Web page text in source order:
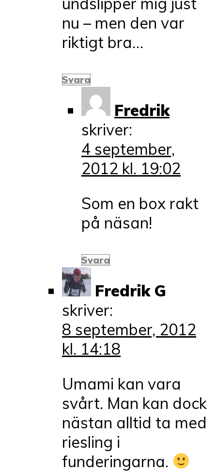
nu – men den var
riktigt bra…
Svara
Fredrik
skriver:
4 september,
2012 kl. 19:02
Som en box rakt
på näsan!
Svara
Fredrik G
skriver:
8 september, 2012
kl. 14:18
Umami kan vara
svårt. Man kan dock
nästan alltid ta med
riesling i
funderingarna.